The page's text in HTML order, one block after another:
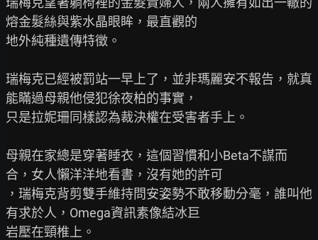
熔金髮絲與紫水晶眼眸，最直觀的
地外純種遺傳特徵。
瑞梅克已經被罰站一早上了，並非瑪麗安不報告，就真
能瞞過母親他侵犯徐夜柏的事實，
只是拉妮珊同樣認為裁決權在受害者手上。
母親在家總是穿著睡衣，這個習慣和小Beta不謀而
合，女人懶洋洋地看書，沒有她的許可
，瑞梅克背剪雙手維持問安姿勢不敢移動分毫，誰叫他
有求於人，Omega資訊素像結冰巨
岩壓在頸椎上。